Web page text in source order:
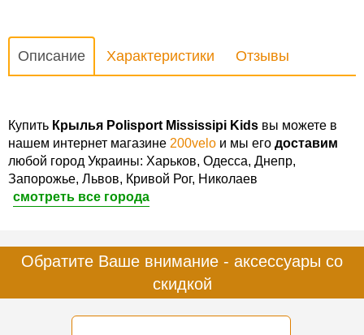
Описание Характеристики Отзывы
Купить Крылья Polisport Mississipi Kids вы можете в
нашем интернет магазине 200velo и мы его доставим
любой город Украины: Харьков, Одесса, Днепр,
Запорожье, Львов, Кривой Рог, Николаев
смотреть все города
Обратите Ваше внимание - аксессуары со
скидкой